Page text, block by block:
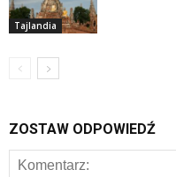
Tajlandia
ZOSTAW ODPOWIEDŹ